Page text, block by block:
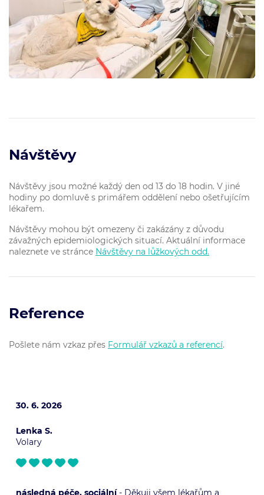
Návštěvy
Návštěvy jsou možné každý den od 13 do 18 hodin. V jiné
hodiny po domluvě s primářem oddělení nebo ošetřujícím
lékařem.
Návštěvy mohou být omezeny či zakázány z důvodu
závažných epidemiologických situací. Aktuální informace
naleznete ve stránce Návštěvy na lůžkových odd.
Reference
Pošlete nám vzkaz přes Formulář vzkazů a referencí.
30. 6. 2026
Lenka S.
Volary
následná péče, sociální- Děkuji všem lékařům a